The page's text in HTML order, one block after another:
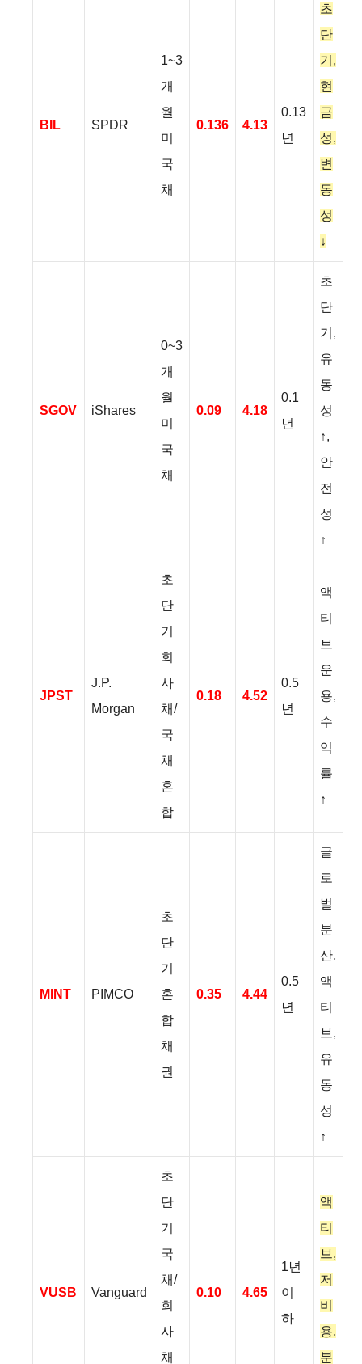
BIL SPDR
1~3
개
월
미
국
채
0.136 4.13
0.13
년
초
단
기,
현
금
성,
변
동
성
↓
SGOV iShares
0~3
개
월
미
국
채
0.09 4.18
0.1
년
초
단
기,
유
동
성
↑,
안
전
성
↑
JPST
J.P.
Morgan
초
단
기
회
사
채/
국
채
혼
합
0.18 4.52
0.5
년
액
티
브
운
용,
수
익
률
↑
MINT PIMCO
초
단
기
혼
합
채
권
0.35 4.44
0.5
년
글
로
벌
분
산,
액
티
브,
유
동
성
↑
VUSB Vanguard
초
단
기
국
채/
회
사
채
0.10 4.65
1년
이
하
액
티
브,
저
비
용,
분